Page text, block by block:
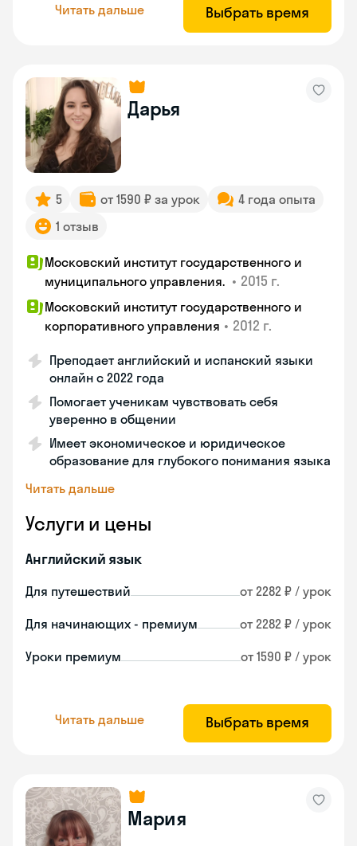
Читать дальше Выбрать время
Дарья
5 от 1590 ₽ за урок
4 года опыта
1 отзыв
Московский институт государственного и
муниципального управления. • 2015 г.
Московский институт государственного и
корпоративного управления • 2012 г.
Преподает английский и испанский языки
онлайн с 2022 года
Помогает ученикам чувствовать себя
уверенно в общении
Имеет экономическое и юридическое
образование для глубокого понимания языка
Читать дальше
Услуги и цены
Английский язык
Для путешествий от 2282 ₽ / урок
Для начинающих - премиум от 2282 ₽ / урок
Уроки премиум от 1590 ₽ / урок
Читать дальше Выбрать время
Мария